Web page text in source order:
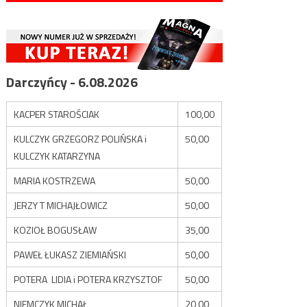
Darczyńcy - 6.08.2026
KACPER STAROŚCIAK
100,00
KULCZYK GRZEGORZ POLIŃSKA i
KULCZYK KATARZYNA
50,00
MARIA KOSTRZEWA
50,00
JERZY T MICHAJŁOWICZ
50,00
KOZIOŁ BOGUSŁAW
35,00
PAWEŁ ŁUKASZ ZIEMIAŃSKI
50,00
POTERA LIDIA i POTERA KRZYSZTOF
50,00
NIEMCZYK MICHAŁ
20,00